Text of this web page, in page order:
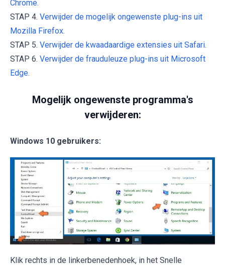
Chrome.
STAP 4. Verwijder de mogelijk ongewenste plug-ins uit
Mozilla Firefox.
STAP 5. Verwijder de kwaadaardige extensies uit Safari.
STAP 6. Verwijder de frauduleuze plug-ins uit Microsoft
Edge.
Mogelijk ongewenste programma's
verwijderen:
Windows 10 gebruikers:
Klik rechts in de linkerbenedenhoek, in het Snelle